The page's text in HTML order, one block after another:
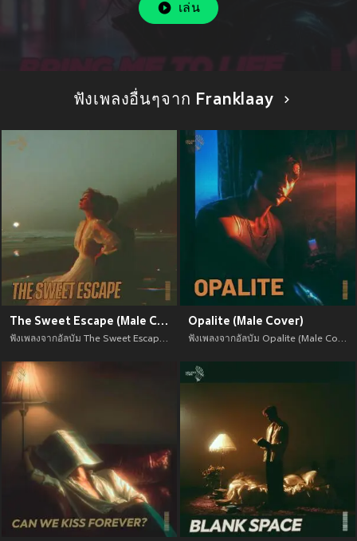
เล่น
ฟังเพลงอื่นๆจาก Franklaay
The Sweet Escape (Male Cover)
ฟังเพลงจากอัลบัม The Sweet Escape (Male Cover) เพลงใหม่จาก อัพเดทเพลงใหม่ล่าสุดก่อนใคร ตลอดปี 2021
Opalite (Male Cover)
ฟังเพลงจากอัลบัม Opalite (Male Cover) เพลงใหม่จาก อัพเดทเพลงใหม่ล่าสุดก่อนใคร ตลอดปี 2021